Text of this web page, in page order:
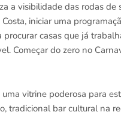
a visibilidade das rodas de
iniciar uma
casas que já
Começar do zero no
vitrine poderosa para
tradicional bar cultural na